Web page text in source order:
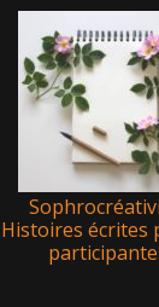
Histoires écrites